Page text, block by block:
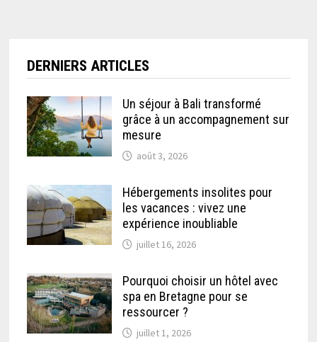
DERNIERS ARTICLES
Un séjour à Bali transformé
grâce à un accompagnement sur
mesure
août 3, 2026
Hébergements insolites pour
les vacances : vivez une
expérience inoubliable
juillet 16, 2026
Pourquoi choisir un hôtel avec
spa en Bretagne pour se
ressourcer ?
juillet 1, 2026